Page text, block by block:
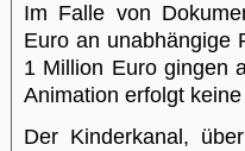
Im Falle von
Euro an unabhängige
1 Million Euro gingen
Animation erfolgt
Der Kinderkanal,